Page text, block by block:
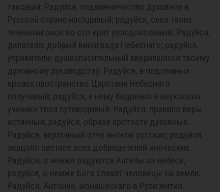
таковыя: Радуйся, подвижничество духовное в
Русской стране насадивый; радуйся, слез твоих
теченьми оное во сто крат уплодоносивый. Радуйся,
делателю добрый винограда Небеснаго; радуйся,
управителю душеспасительный вверившихся твоему
духовному руководству. Радуйся, в подземных
кровех пространство Царствия Небеснаго
получивый; радуйся, к нему бодренно и неуклонно
ученики твоя путеводивый. Радуйся, правило веры
истинныя; радуйся, образе кротости духовныя.
Радуйся, верховный отче иноков русских; радуйся,
зерцало светлое всех добродетелей иноческих.
Радуйся, о немже радуются Ангелы на небеси;
радуйся, о немже Бога славят человецы на земли.
Радуйся, Антоние, монашескаго в Руси жития